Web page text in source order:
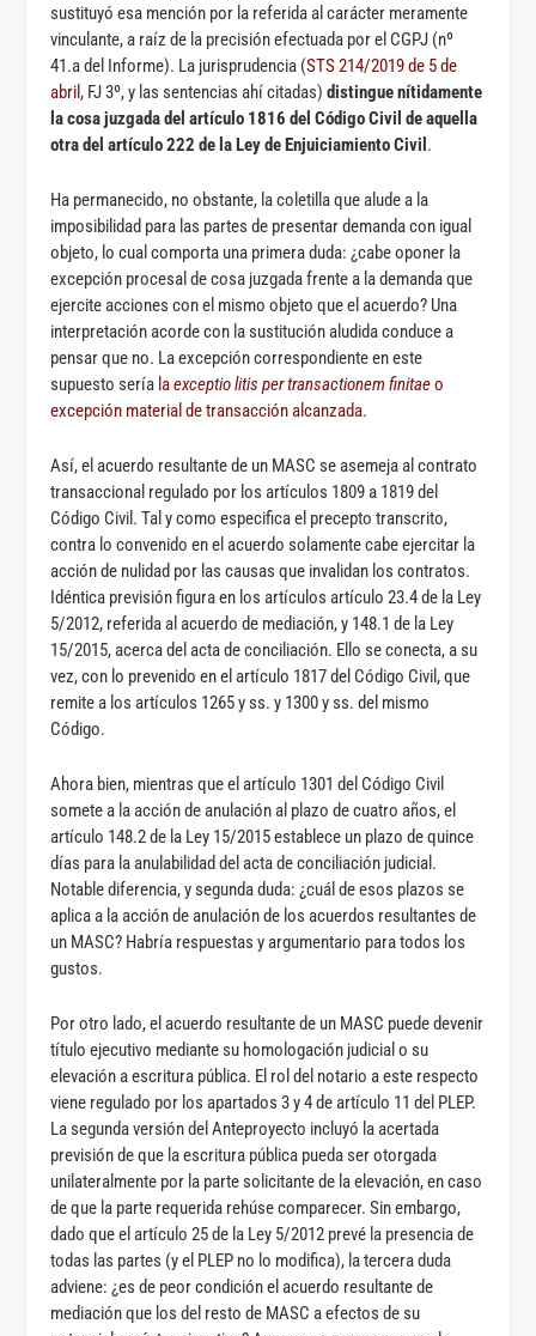
sustituyó esa mención por la referida al carácter meramente
vinculante, a raíz de la precisión efectuada por el CGPJ (nº
41.a del Informe). La jurisprudencia (STS 214/2019 de 5 de
abril , FJ 3º, y las sentencias ahí citadas)distingue nítidamente
la cosa juzgada del artículo 1816 del Código Civil de aquella
otra del artículo 222 de la Ley de Enjuiciamiento Civil .
Ha permanecido, no obstante, la coletilla que alude a la
imposibilidad para las partes de presentar demanda con igual
objeto, lo cual comporta una primera duda: ¿cabe oponer la
excepción procesal de cosa juzgada frente a la demanda que
ejercite acciones con el mismo objeto que el acuerdo? Una
interpretación acorde con la sustitución aludida conduce a
pensar que no. La excepción correspondiente en este
supuesto sería laexceptio litis per transactionem finitaeo
excepción material de transacción alcanzada.
Así, el acuerdo resultante de un MASC se asemeja al contrato
transaccional regulado por los artículos 1809 a 1819 del
Código Civil. Tal y como especifica el precepto transcrito,
contra lo convenido en el acuerdo solamente cabe ejercitar la
acción de nulidad por las causas que invalidan los contratos.
Idéntica previsión figura en los artículos artículo 23.4 de la Ley
5/2012, referida al acuerdo de mediación, y 148.1 de la Ley
15/2015, acerca del acta de conciliación. Ello se conecta, a su
vez, con lo prevenido en el artículo 1817 del Código Civil, que
remite a los artículos 1265 y ss. y 1300 y ss. del mismo
Código.
Ahora bien, mientras que el artículo 1301 del Código Civil
somete a la acción de anulación al plazo de cuatro años, el
artículo 148.2 de la Ley 15/2015 establece un plazo de quince
días para la anulabilidad del acta de conciliación judicial.
Notable diferencia, y segunda duda: ¿cuál de esos plazos se
aplica a la acción de anulación de los acuerdos resultantes de
un MASC? Habría respuestas y argumentario para todos los
gustos.
Por otro lado, el acuerdo resultante de un MASC puede devenir
título ejecutivo mediante su homologación judicial o su
elevación a escritura pública. El rol del notario a este respecto
viene regulado por los apartados 3 y 4 de artículo 11 del PLEP.
La segunda versión del Anteproyecto incluyó la acertada
previsión de que la escritura pública pueda ser otorgada
unilateralmente por la parte solicitante de la elevación, en caso
de que la parte requerida rehúse comparecer. Sin embargo,
dado que el artículo 25 de la Ley 5/2012 prevé la presencia de
todas las partes (y el PLEP no lo modifica), la tercera duda
adviene: ¿es de peor condición el acuerdo resultante de
mediación que los del resto de MASC a efectos de su